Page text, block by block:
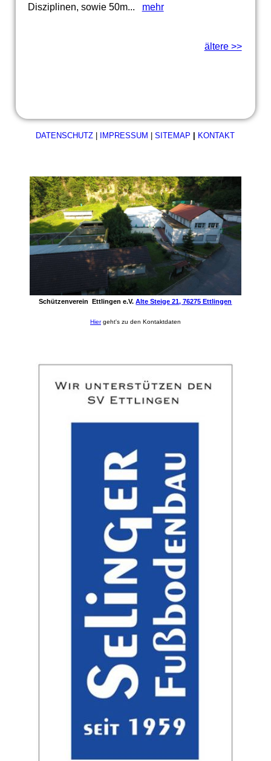
Disziplinen, sowie 50m... mehr
ältere >>
DATENSCHUTZ IMPRESSUM SITEMAP KONTAKT
Schützenverein Ettlingen e.V. Alte Steige 21, 76275 Ettlingen
Hiergeht's zu den Kontaktdaten